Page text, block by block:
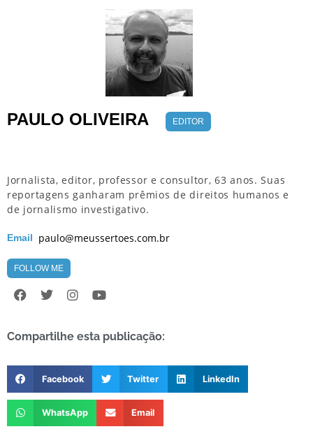
PAULO OLIVEIRA EDITOR
Jornalista, editor, professor e consultor, 63 anos. Suas
reportagens ganharam prêmios de direitos humanos e
de jornalismo investigativo.
Email paulo@meussertoes.com.br
FOLLOW ME
Compartilhe esta publicação:
Facebook Twitter LinkedIn
WhatsApp Email